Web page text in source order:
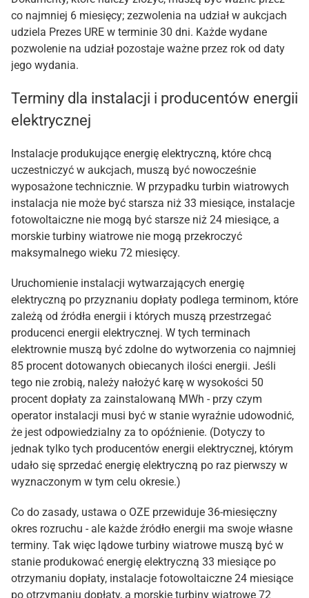
co najmniej 6 miesięcy; zezwolenia na udział w aukcjach
udziela Prezes URE w terminie 30 dni. Każde wydane
pozwolenie na udział pozostaje ważne przez rok od daty
jego wydania.
Terminy dla instalacji i producentów energii
elektrycznej
Instalacje produkujące energię elektryczną, które chcą
uczestniczyć w aukcjach, muszą być nowocześnie
wyposażone technicznie. W przypadku turbin wiatrowych
instalacja nie może być starsza niż 33 miesiące, instalacje
fotowoltaiczne nie mogą być starsze niż 24 miesiące, a
morskie turbiny wiatrowe nie mogą przekroczyć
maksymalnego wieku 72 miesięcy.
Uruchomienie instalacji wytwarzających energię
elektryczną po przyznaniu dopłaty podlega terminom, które
zależą od źródła energii i których muszą przestrzegać
producenci energii elektrycznej. W tych terminach
elektrownie muszą być zdolne do wytworzenia co najmniej
85 procent dotowanych obiecanych ilości energii. Jeśli
tego nie zrobią, należy nałożyć karę w wysokości 50
procent dopłaty za zainstalowaną MWh - przy czym
operator instalacji musi być w stanie wyraźnie udowodnić,
że jest odpowiedzialny za to opóźnienie. (Dotyczy to
jednak tylko tych producentów energii elektrycznej, którym
udało się sprzedać energię elektryczną po raz pierwszy w
wyznaczonym w tym celu okresie.)
Co do zasady, ustawa o OZE przewiduje 36-miesięczny
okres rozruchu - ale każde źródło energii ma swoje własne
terminy. Tak więc lądowe turbiny wiatrowe muszą być w
stanie produkować energię elektryczną 33 miesiące po
otrzymaniu dopłaty, instalacje fotowoltaiczne 24 miesiące
po otrzymaniu dopłaty, a morskie turbiny wiatrowe 72